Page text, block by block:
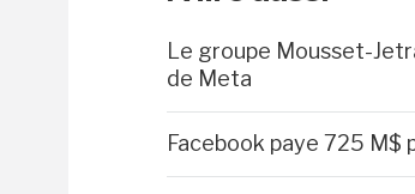
Le groupe Mousset-
de Meta
Facebook paye 725